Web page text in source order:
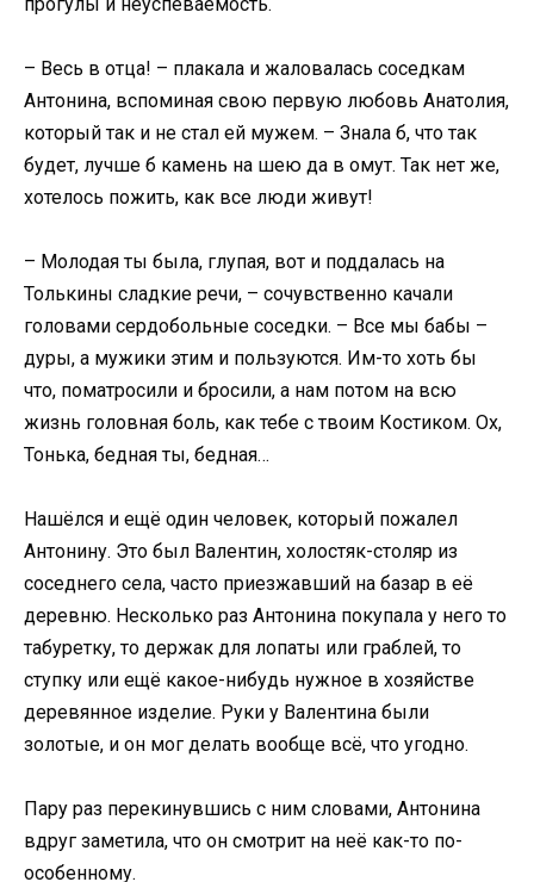
– Весь в отца! – плакала и жаловалась соседкам
Антонина, вспоминая свою первую любовь Анатолия,
который так и не стал ей мужем. – Знала б, что так
будет, лучше б камень на шею да в омут. Так нет же,
хотелось пожить, как все люди живут!
– Молодая ты была, глупая, вот и поддалась на
Толькины сладкие речи, – сочувственно качали
головами сердобольные соседки. – Все мы бабы –
дуры, а мужики этим и пользуются. Им-то хоть бы
что, поматросили и бросили, а нам потом на всю
жизнь головная боль, как тебе с твоим Костиком. Ох,
Тонька, бедная ты, бедная…
Нашёлся и ещё один человек, который пожалел
Антонину. Это был Валентин, холостяк-столяр из
соседнего села, часто приезжавший на базар в её
деревню. Несколько раз Антонина покупала у него то
табуретку, то держак для лопаты или граблей, то
ступку или ещё какое-нибудь нужное в хозяйстве
деревянное изделие. Руки у Валентина были
золотые, и он мог делать вообще всё, что угодно.
Пару раз перекинувшись с ним словами, Антонина
вдруг заметила, что он смотрит на неё как-то по-
особенному.